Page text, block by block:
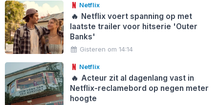
Netflix
🔥 Netflix voert spanning op met
laatste trailer voor hitserie 'Outer
Banks'
Gisteren om 14:14
Netflix
🔥 Acteur zit al dagenlang vast in
Netflix-reclamebord op negen meter
hoogte